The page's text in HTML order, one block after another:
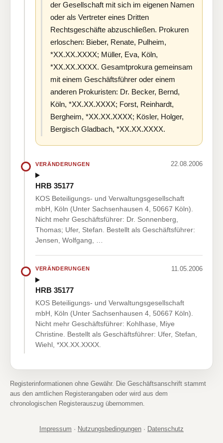
der Gesellschaft mit sich im eigenen Namen
oder als Vertreter eines Dritten
Rechtsgeschäfte abzuschließen. Prokuren
erloschen: Bieber, Renate, Pulheim,
*XX.XX.XXXX; Müller, Eva, Köln,
*XX.XX.XXXX. Gesamtprokura gemeinsam
mit einem Geschäftsführer oder einem
anderen Prokuristen: Dr. Becker, Bernd,
Köln, *XX.XX.XXXX; Forst, Reinhardt,
Bergheim, *XX.XX.XXXX; Kösler, Holger,
Bergisch Gladbach, *XX.XX.XXXX.
VERÄNDERUNGEN 22.08.2006
HRB 35177
KOS Beteiligungs- und Verwaltungsgesellschaft
mbH, Köln (Unter Sachsenhausen 4, 50667 Köln).
Nicht mehr Geschäftsführer: Dr. Sonnenberg,
Thomas; Ufer, Stefan. Bestellt als Geschäftsführer:
Jensen, Wolfgang, …
VERÄNDERUNGEN 11.05.2006
HRB 35177
KOS Beteiligungs- und Verwaltungsgesellschaft
mbH, Köln (Unter Sachsenhausen 4, 50667 Köln).
Nicht mehr Geschäftsführer: Kohlhase, Miye
Christine. Bestellt als Geschäftsführer: Ufer, Stefan,
Wiehl, *XX.XX.XXXX.
Registerinformationen ohne Gewähr. Die Geschäftsanschrift stammt
aus den amtlichen Registerangaben oder wird aus dem
chronologischen Registerauszug übernommen.
Impressum · Nutzungsbedingungen · Datenschutz